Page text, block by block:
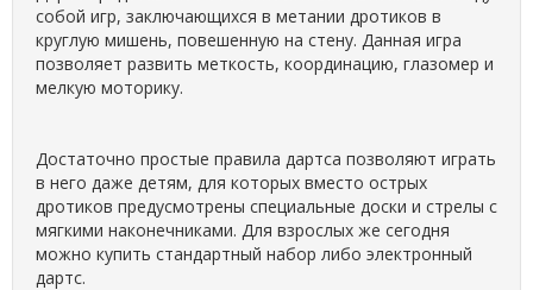
собой игр, заключающихся в метании дротиков в
круглую мишень, повешенную на стену. Данная игра
позволяет развить меткость, координацию, глазомер и
мелкую моторику.
Достаточно простые правила дартса позволяют играть
в него даже детям, для которых вместо острых
дротиков предусмотрены специальные доски и стрелы с
мягкими наконечниками. Для взрослых же сегодня
можно купить стандартный набор либо электронный
дартс.